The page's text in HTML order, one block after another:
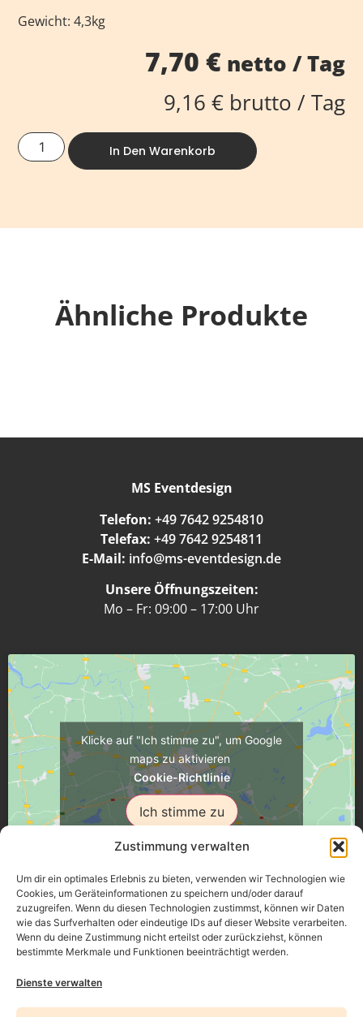
Zustimmung verwalten
Um dir ein optimales Erlebnis zu bieten, verwenden wir Technologien wie
Cookies, um Geräteinformationen zu speichern und/oder darauf
zuzugreifen. Wenn du diesen Technologien zustimmst, können wir Daten
wie das Surfverhalten oder eindeutige IDs auf dieser Website verarbeiten.
Wenn du deine Zustimmung nicht erteilst oder zurückziehst, können
bestimmte Merkmale und Funktionen beeinträchtigt werden.
Dienste verwalten
Gewicht: 4,3kg
7,70 €netto / Tag
9,16 €brutto / Tag
In Den Warenkorb
Ähnliche Produkte
MS Eventdesign
Telefon: +49 7642 9254810
Telefax: +49 7642 9254811
E-Mail: info@ms-eventdesign.de
Unsere Öffnungszeiten:
Mo – Fr: 09:00 – 17:00 Uhr
Klicke auf "Ich stimme zu", um Google
maps zu aktivieren
Cookie-Richtlinie
Ich stimme zu
Üsenberger Strasse 11, 79346 Endingen a.K.